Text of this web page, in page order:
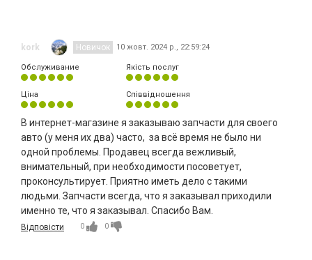
kork Новичок 10 жовт. 2024 р., 22:59:24
Обслуживание Якість послуг
Ціна Співвідношення
В интернет-магазине я заказываю запчасти для своего
авто (у меня их два) часто, за всё время не было ни
одной проблемы. Продавец всегда вежливый,
внимательный, при необходимости посоветует,
проконсультирует. Приятно иметь дело с такими
людьми. Запчасти всегда, что я заказывал приходили
именно те, что я заказывал. Спасибо Вам.
Відповісти 0 0